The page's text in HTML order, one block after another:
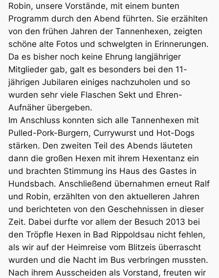
Robin, unsere Vorstände, mit einem bunten
Programm durch den Abend führten. Sie erzählten
von den frühen Jahren der Tannenhexen, zeigten
schöne alte Fotos und schwelgten in Erinnerungen.
Da es bisher noch keine Ehrung langjähriger
Mitglieder gab, galt es besonders bei den 11-
jährigen Jubilaren einiges nachzuholen und so
wurden sehr viele Flaschen Sekt und Ehren-
Aufnäher übergeben.
Im Anschluss konnten sich alle Tannenhexen mit
Pulled-Pork-Burgern, Currywurst und Hot-Dogs
stärken. Den zweiten Teil des Abends läuteten
dann die großen Hexen mit ihrem Hexentanz ein
und brachten Stimmung ins Haus des Gastes in
Hundsbach. Anschließend übernahmen erneut Ralf
und Robin, erzählten von den aktuelleren Jahren
und berichteten von den Geschehnissen in dieser
Zeit. Dabei durfte vor allem der Besuch 2013 bei
den Tröpfle Hexen in Bad Rippoldsau nicht fehlen,
als wir auf der Heimreise vom Blitzeis überrascht
wurden und die Nacht im Bus verbringen mussten.
Nach ihrem Ausscheiden als Vorstand, freuten wir